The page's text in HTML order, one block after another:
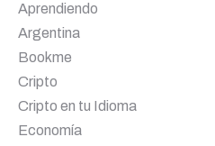
Aprendiendo
Argentina
Bookme
Cripto
Cripto en tu Idioma
Economía